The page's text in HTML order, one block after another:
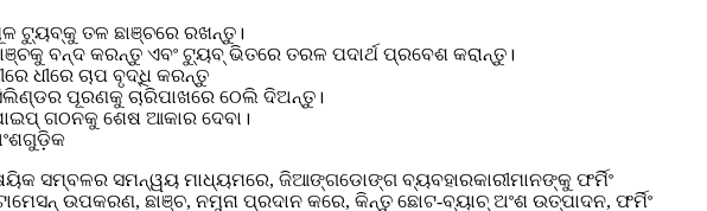
ଟ୍ୟୁବ୍‌କୁ ତଳ ଛାଞ୍ଚରେ ରଖନ୍ତୁ।
ବନ୍ଦ କରନ୍ତୁ ଏବଂ ଟ୍ୟୁବ୍ ଭିତରେ ତରଳ ପଦାର୍ଥ ପ୍ରବେଶ କରାନ୍ତୁ।
ଧୀରେ ଚାପ ବୃଦ୍ଧି କରନ୍ତୁ
ପୂରଣକୁ ଚାରିପାଖରେ ଠେଲି ଦିଅନ୍ତୁ।
ଗଠନକୁ ଶେଷ ଆକାର ଦେବା।
ସମ୍ବଳର ସମନ୍ୱୟ ମାଧ୍ୟମରେ, ଜିଆଙ୍ଗଡୋଙ୍ଗ ବ୍ୟବହାରକାରୀମାନଙ୍କୁ ଫର୍ମିଂ
ଉପକରଣ, ଛାଞ୍ଚ, ନମୁନା ପ୍ରଦାନ କରେ, କିନ୍ତୁ ଛୋଟ-ବ୍ୟାଚ୍ ଅଂଶ ଉତ୍ପାଦନ, ଫର୍ମିଂ